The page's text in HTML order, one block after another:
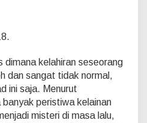
dimana kelahiran seseorang
dan sangat tidak normal,
ini saja. Menurut
peristiwa kelainan
misteri di masa lalu,